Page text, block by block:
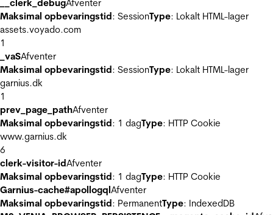
__clerk_debugAfventer
Maksimal opbevaringstid: SessionType: Lokalt HTML-lager
assets.voyado.com
1
_vaSAfventer
Maksimal opbevaringstid: SessionType: Lokalt HTML-lager
garnius.dk
1
prev_page_pathAfventer
Maksimal opbevaringstid: 1 dagType: HTTP Cookie
www.garnius.dk
6
clerk-visitor-idAfventer
Maksimal opbevaringstid: 1 dagType: HTTP Cookie
Garnius-cache#apollogqlAfventer
Maksimal opbevaringstid: PermanentType: IndexedDB